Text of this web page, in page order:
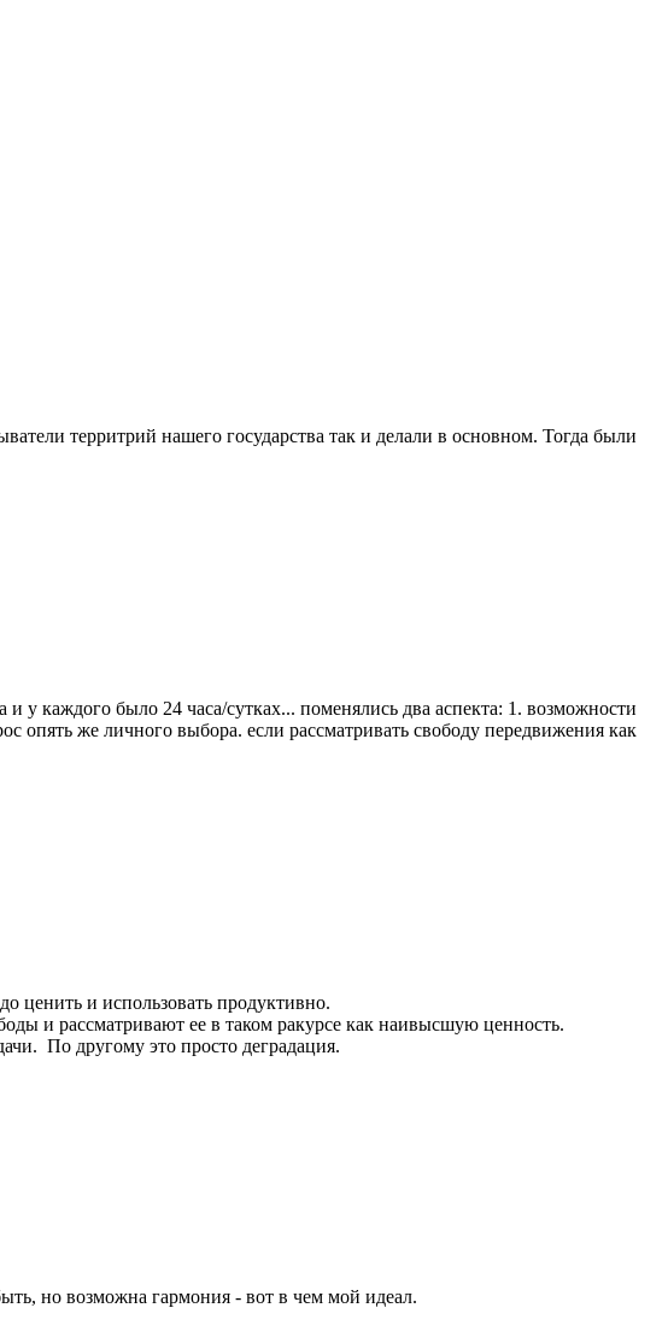
территрий нашего государства так и делали в основном. Тогда были
у каждого было 24 часа/сутках... поменялись два аспекта: 1. возможности
опять же личного выбора. если рассматривать свободу передвижения как
ценить и использовать продуктивно.
и рассматривают ее в таком ракурсе как наивысшую ценность.
По другому это просто деградация.
но возможна гармония - вот в чем мой идеал.